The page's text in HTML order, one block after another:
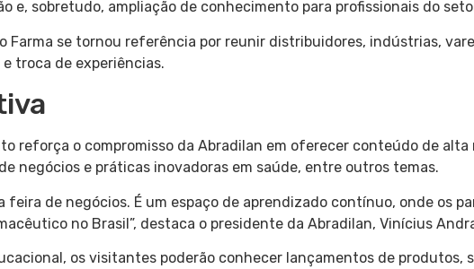
e, sobretudo, ampliação de conhecimento para profissionais do
Farma se tornou referência por reunir distribuidores, indústrias,
troca de experiências.
reforça o compromisso da Abradilan em oferecer conteúdo de
negócios e práticas inovadoras em saúde, entre outros temas.
feira de negócios. É um espaço de aprendizado contínuo, onde
no Brasil”, destaca o presidente da Abradilan, Vinícius
os visitantes poderão conhecer lançamentos de